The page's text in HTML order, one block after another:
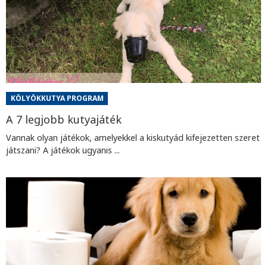
KÖLYÖKKUTYA PROGRAM
A 7 legjobb kutyajáték
Vannak olyan játékok, amelyekkel a kiskutyád kifejezetten szeret
játszani? A játékok ugyanis ...